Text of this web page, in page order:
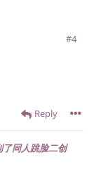
#4
Reply
同人跳脸二创